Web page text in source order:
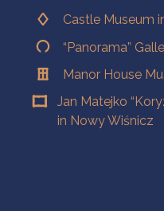
Castle Museum
“Panorama”
Manor House
Jan Matejko
in Nowy Wiśnicz